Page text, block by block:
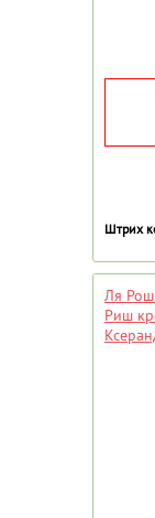
Штрих
Ля
Риш